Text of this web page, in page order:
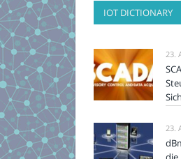
IOT DICTIONARY
23.
23.